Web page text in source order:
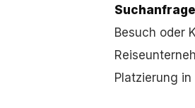
Besuch oder
Platzierung